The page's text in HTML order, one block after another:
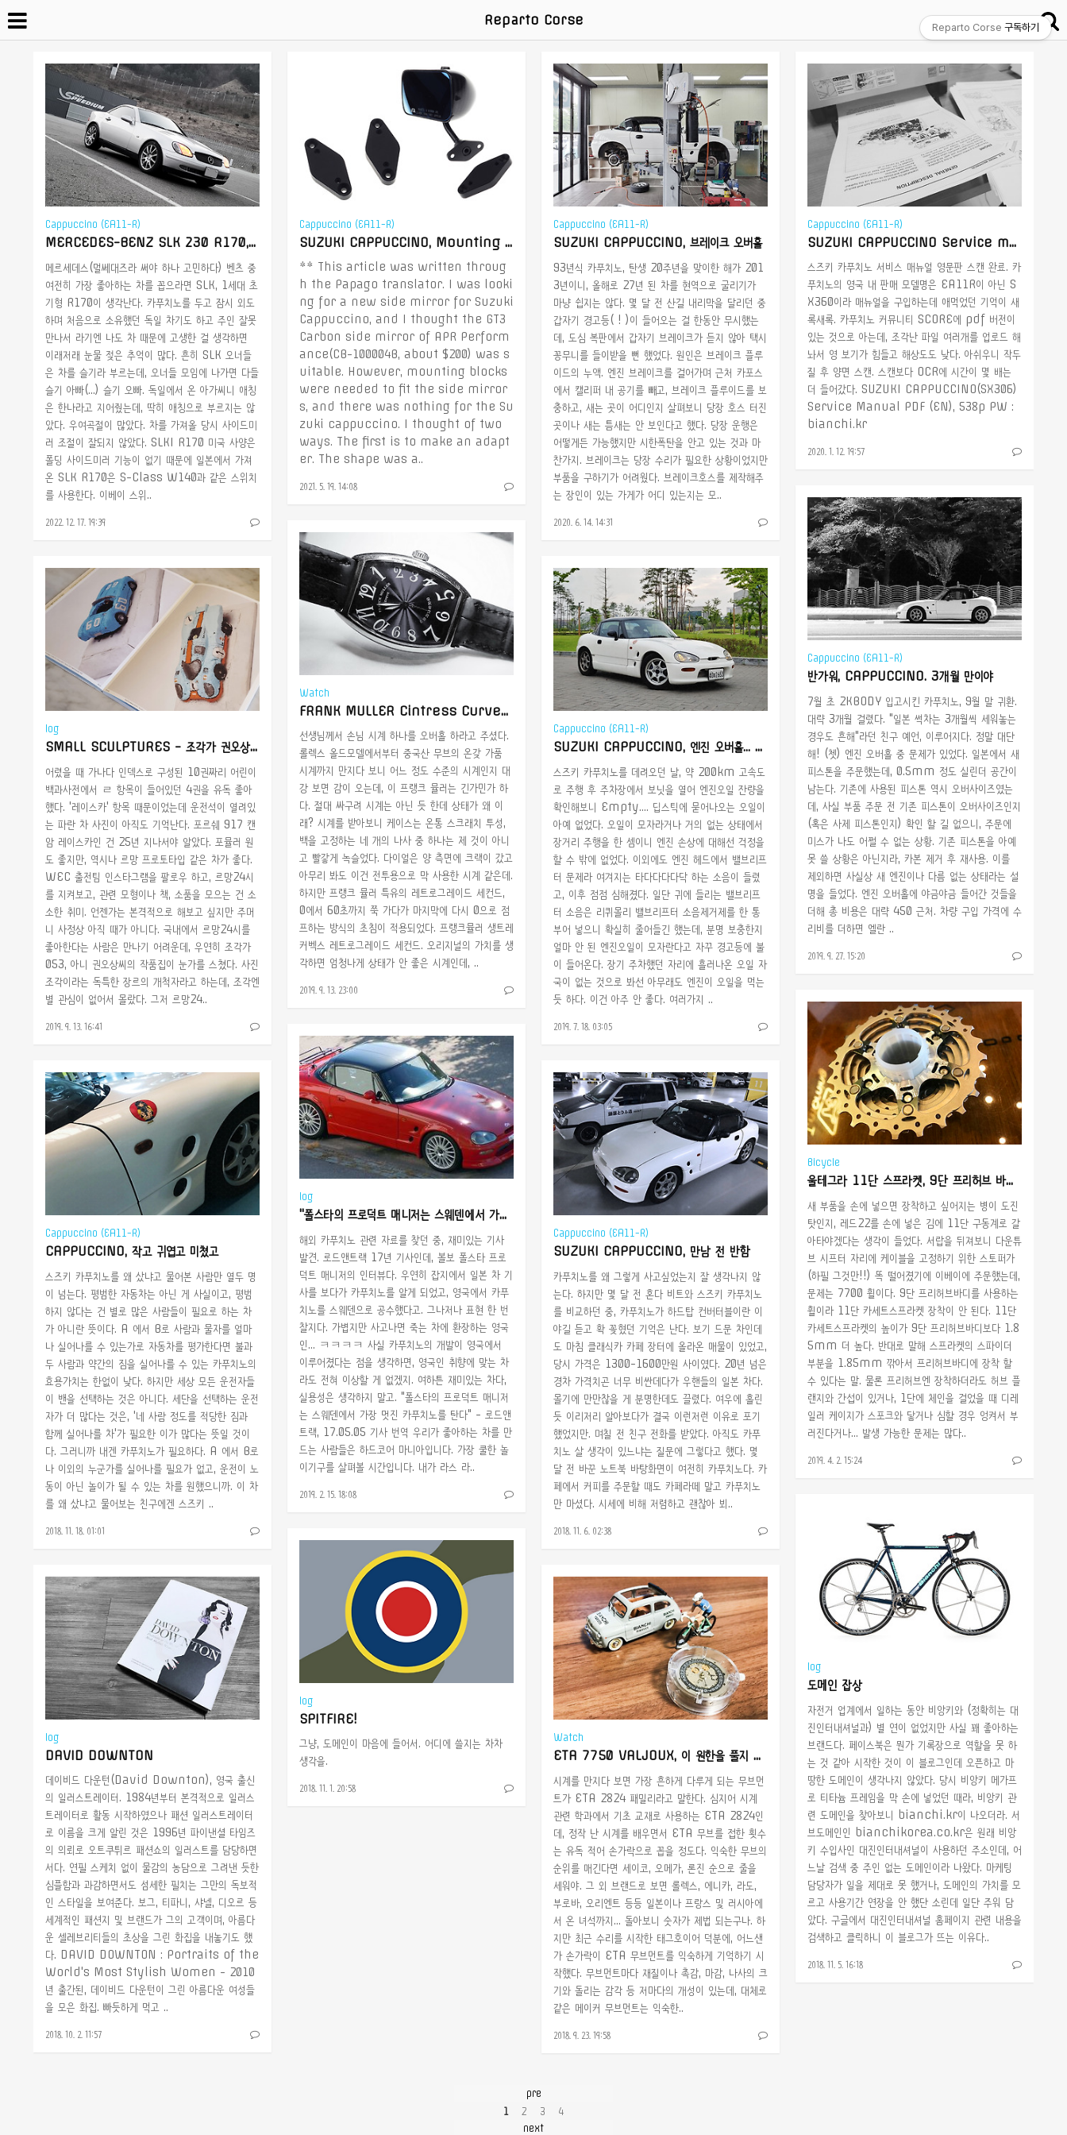
Reparto Corse
Cappuccino (EA11-R)
MERCEDES-BENZ SLK 230 R170, 떠나보낸 미인을 추억하며
메르세데스(멀쎄대즈라 써야 하나 고민하다) 벤츠 중
여전히 가장 좋아하는 차를 꼽으라면 SLK, 1세대 초
기형 R170이 생각난다. 카푸치노를 두고 잠시 외도
하며 처음으로 소유했던 독일 차기도 하고 주인 잘못
만나서 라기엔 나도 차 때문에 고생한 걸 생각하면
이래저래 눈물 젖은 추억이 많다. 흔히 SLK 오너들
은 차를 슬기라 부르는데, 오너들 모임에 나가면 다들
슬기 아빠(...) 슬기 오빠. 독일에서 온 아가씨니 애칭
은 한나라고 지어줬는데, 딱히 애칭으로 부르지는 않
았다. 우여곡절이 많았다. 차를 가져올 당시 사이드미
러 조절이 잘되지 않았다. SLKI R170 미국 사양은
폴딩 사이드미러 기능이 없기 때문에 일본에서 가져
온 SLK R170은 S-Class W140과 같은 스위치
를 사용한다. 이베이 스위..
2022. 12. 17. 19:39
Cappuccino (EA11-R)
SUZUKI CAPPUCCINO, Mounting block for APR GT3 side mirrors
** This article was written throug
h the Papago translator. I was looki
ng for a new side mirror for Suzuki
Cappuccino, and I thought the GT3
Carbon side mirror of APR Perform
ance(CB-100004B, about $200) was s
uitable. However, mounting blocks
were needed to fit the side mirror
s, and there was nothing for the Su
zuki cappuccino. I thought of two
ways. The first is to make an adapt
er. The shape was a..
2021. 5. 19. 14:08
Cappuccino (EA11-R)
SUZUKI CAPPUCCINO, 브레이크 오버홀
93년식 카푸치노, 탄생 20주년을 맞이한 해가 201
3년이니, 올해로 27년 된 차를 현역으로 굴리기가
마냥 쉽지는 않다. 몇 달 전 산길 내리막을 달리던 중
갑자기 경고등( ! )이 들어오는 걸 한동안 무시했는
데, 도심 복판에서 갑자기 브레이크가 듣지 않아 택시
꽁무니를 들이받을 뻔 했었다. 원인은 브레이크 플루
이드의 누액. 엔진 브레이크를 걸어가며 근처 카포스
에서 캘리퍼 내 공기를 빼고, 브레이크 플루이드를 보
충하고, 새는 곳이 어디인지 살펴보니 당장 호스 터진
곳이나 새는 틈새는 안 보인다고 했다. 당장 운행은
어떻게든 가능했지만 시한폭탄을 안고 있는 것과 마
찬가지. 브레이크는 당장 수리가 필요한 상황이었지만
부품을 구하기가 어려웠다. 브레이크호스를 제작해주
는 장인이 있는 가게가 어디 있는지는 모..
2020. 6. 14. 14:31
Cappuccino (EA11-R)
SUZUKI CAPPUCCINO Service manual (UK, EN, pdf)
스즈키 카푸치노 서비스 매뉴얼 영문판 스캔 완료. 카
푸치노의 영국 내 판매 모델명은 EA11R이 아닌 S
X360이라 매뉴얼을 구입하는데 애먹었던 기억이 새
록새록. 카푸치노 커뮤니티 SCORE에 pdf 버전이
있는 것으로 아는데, 조각난 파일 여러개를 업로드 해
놔서 영 보기가 힘들고 해상도도 낮다. 아쉬우니 작두
질 후 양면 스캔. 스캔보다 OCR에 시간이 몇 배는
더 들어갔다. SUZUKI CAPPUCCINO(SX306)
Service Manual PDF (EN), 538p PW :
bianchi.kr
2020. 1. 12. 19:57
Cappuccino (EA11-R)
반가워, CAPPUCCINO. 3개월 만이야
7월 초 2KBODY 입고시킨 카푸치노, 9월 말 귀환.
대략 3개월 걸렸다. "일본 썩차는 3개월씩 세워놓는
경우도 흔해"라던 친구 예언, 이루어지다. 정말 대단
해! (쳇) 엔진 오버홀 중 문제가 있었다. 일본에서 새
피스톤을 주문했는데, 0.5mm 정도 실린더 공간이
남는다. 기존에 사용된 피스톤 역시 오버사이즈였는
데, 사실 부품 주문 전 기존 피스톤이 오버사이즈인지
(혹은 사제 피스톤인지) 확인 할 길 없으니, 주문에
미스가 나도 어쩔 수 없는 상황. 기존 피스톤을 아예
못 쓸 상황은 아닌지라, 카본 제거 후 재사용. 이를
제외하면 사실상 새 엔진이나 다름 없는 상태라는 설
명을 들었다. 엔진 오버홀에 야금야금 들어간 것들을
더해 총 비용은 대략 450 근처. 차량 구입 가격에 수
리비를 더하면 엘란 ..
2019. 9. 27. 15:20
Watch
FRANK MULLER Cintress Curvex Retrograde secondes
선생님께서 손님 시계 하나를 오버홀 하라고 주셨다.
롤렉스 올드모델에서부터 중국산 무브의 온갖 가품
시계까지 만지다 보니 어느 정도 수준의 시계인지 대
강 보면 감이 오는데, 이 프랭크 뮬러는 긴가민가 하
다. 절대 싸구려 시계는 아닌 듯 한데 상태가 왜 이
래? 시계를 받아보니 케이스는 온통 스크래치 투성,
백을 고정하는 네 개의 나사 중 하나는 제 것이 아니
고 빨갛게 녹슬었다. 다이얼은 양 측면에 크랙이 갔고
아무리 봐도 이건 전투용으로 막 사용한 시계 같은데.
하지만 프랭크 뮬러 특유의 레트로그레이드 세컨드,
0에서 60초까지 쭉 가다가 마지막에 다시 0으로 점
프하는 방식의 초침이 적용되었다. 프랭크뮬러 생트레
커벡스 레트로그레이드 세컨드. 오리지널의 가치를 생
각하면 엄청나게 상태가 안 좋은 시계인데, ..
2019. 9. 13. 23:00
log
SMALL SCULPTURES - 조각가 권오상의 르망24시 환타지
어렸을 때 가나다 인덱스로 구성된 10권짜리 어린이
백과사전에서 ㄹ 항목이 들어있던 4권을 유독 좋아
했다. '레이스카' 항목 때문이었는데 운전석이 열려있
는 파란 차 사진이 아직도 기억난다. 포르쉐 917 캔
암 레이스카인 건 25년 지나서야 알았다. 포뮬러 원
도 좋지만, 역시나 르망 프로토타입 같은 차가 좋다.
WEC 출전팀 인스타그램을 팔로우 하고, 르망24시
를 지켜보고, 관련 모형이나 책, 소품을 모으는 건 소
소한 취미. 언젠가는 본격적으로 해보고 싶지만 주머
니 사정상 아직 때가 아니다. 국내에서 르망24시를
좋아한다는 사람은 만나기 어려운데, 우연히 조각가
053, 아니 권오상씨의 작품집이 눈가를 스쳤다. 사진
조각이라는 독특한 장르의 개척자라고 하는데, 조각엔
별 관심이 없어서 몰랐다. 그저 르망24..
2019. 9. 13. 16:41
Cappuccino (EA11-R)
SUZUKI CAPPUCCINO, 엔진 오버홀... 부품 수배
스즈키 카푸치노를 데려오던 날, 약 200km 고속도
로 주행 후 주차장에서 보닛을 열어 엔진오일 잔량을
확인해보니 Empty.... 딥스틱에 묻어나오는 오일이
아예 없었다. 오일이 모자라거나 거의 없는 상태에서
장거리 주행을 한 셈이니 엔진 손상에 대해선 걱정을
할 수 밖에 없었다. 이외에도 엔진 헤드에서 밸브리프
터 문제라 여겨지는 타다다다다닥 하는 소음이 들렸
고, 이후 점점 심해졌다. 일단 귀에 들리는 밸브리프
터 소음은 리퀴몰리 밸브리프터 소음제거제를 한 통
부어 넣으니 확실히 줄어들긴 했는데, 분명 보충한지
얼마 안 된 엔진오일이 모자란다고 자꾸 경고등에 불
이 들어온다. 장기 주차했던 자리에 흘러나온 오일 자
국이 없는 것으로 봐선 아무래도 엔진이 오일을 먹는
듯 하다. 이건 아주 안 좋다. 여러가지 ..
2019. 7. 18. 03:05
Bicycle
울테그라 11단 스프라켓, 9단 프리허브 바디 용 컨버전
새 부품을 손에 넣으면 장착하고 싶어지는 병이 도진
탓인지, 레드22를 손에 넣은 김에 11단 구동계로 갈
아타야겠다는 생각이 들었다. 서랍을 뒤져보니 다운튜
브 시프터 자리에 케이블을 고정하기 위한 스토퍼가
(하필 그것만!!) 똑 떨어졌기에 이베이에 주문했는데,
문제는 7700 휠이다. 9단 프리허브바디를 사용하는
휠이라 11단 카세트스프라켓 장착이 안 된다. 11단
카세트스프라켓의 높이가 9단 프리허브바디보다 1.8
5mm 더 높다. 반대로 말해 스프라켓의 스파이더
부분을 1.85mm 깎아서 프리허브바디에 장착 할
수 있다는 말. 물론 프리허브엔 장착하더라도 허브 플
랜지와 간섭이 있거나, 1단에 체인을 걸었을 때 디레
일러 케이지가 스포크와 닿거나 심할 경우 엉켜서 부
러진다거나... 발생 가능한 문제는 많다..
2019. 4. 2. 15:24
log
"폴스타의 프로덕트 매니저는 스웨덴에서 가장 멋진 카푸치노를 탄다"
해외 카푸치노 관련 자료를 찾던 중, 재미있는 기사
발견. 로드앤트랙 17년 기사인데, 볼보 폴스타 프로
덕트 매니저의 인터뷰다. 우연히 잡지에서 일본 차 기
사를 보다가 카푸치노를 알게 되었고, 영국에서 카푸
치노를 스웨덴으로 공수했다고. 그나저나 표현 한 번
찰지다. 가볍지만 사고나면 죽는 차에 환장하는 영국
인... ㅋㅋㅋㅋ 사실 카푸치노의 개발이 영국에서
이루어졌다는 점을 생각하면, 영국인 취향에 맞는 차
라도 전혀 이상할 게 없겠지. 여하튼 재미있는 차다,
실용성은 생각하지 말고. "폴스타의 프로덕트 매니저
는 스웨덴에서 가장 멋진 카푸치노를 탄다" - 로드앤
트랙, 17.05.05 기사 번역 우리가 좋아하는 차를 만
드는 사람들은 하드코어 마니아입니다. 가장 쿨한 놀
이기구를 살펴볼 시간입니다. 내가 라스 라..
2019. 2. 15. 18:08
Cappuccino (EA11-R)
CAPPUCCINO, 작고 귀엽고 미쳤고
스즈키 카푸치노를 왜 샀냐고 물어본 사람만 열두 명
이 넘는다. 평범한 자동차는 아닌 게 사실이고, 평범
하지 않다는 건 별로 많은 사람들이 필요로 하는 차
가 아니란 뜻이다. A 에서 B로 사람과 물자를 얼마
나 실어나를 수 있는가로 자동차를 평가한다면 불과
두 사람과 약간의 짐을 실어나를 수 있는 카푸치노의
효용가치는 한없이 낮다. 하지만 세상 모든 운전자들
이 밴을 선택하는 것은 아니다. 세단을 선택하는 운전
자가 더 많다는 것은, '네 사람 정도를 적당한 짐과
함께 실어나를 차'가 필요한 이가 많다는 뜻일 것이
다. 그러니까 내겐 카푸치노가 필요하다. A 에서 B로
나 이외의 누군가를 실어나를 필요가 없고, 운전이 노
동이 아닌 놀이가 될 수 있는 차를 원했으니까. 이 차
를 왜 샀냐고 물어보는 친구에겐 스즈키 ..
2018. 11. 18. 01:01
Cappuccino (EA11-R)
SUZUKI CAPPUCCINO, 만남 전 반함
카푸치노를 왜 그렇게 사고싶었는지 잘 생각나지 않
는다. 하지만 몇 달 전 혼다 비트와 스즈키 카푸치노
를 비교하던 중, 카푸치노가 하드탑 컨버터블이란 이
야길 듣고 확 꽂혔던 기억은 난다. 보기 드문 차인데
도 마침 클래식카 카페 장터에 올라온 매물이 있었고,
당시 가격은 1300-1600만원 사이였다. 20년 넘은
경차 가격치곤 너무 비싼데다가 우핸들의 일본 차다.
몰기에 만만찮을 게 분명한데도 끌렸다. 여우에 홀린
듯 이리저리 알아보다가 결국 이런저런 이유로 포기
했었지만. 며칠 전 친구 전화를 받았다. 아직도 카푸
치노 살 생각이 있느냐는 질문에 그렇다고 했다. 몇
달 전 바꾼 노트북 바탕화면이 여전히 카푸치노다. 카
페에서 커피를 주문할 때도 카페라떼 말고 카푸치노
만 마셨다. 시세에 비해 저렴하고 괜찮아 뵈..
2018. 11. 6. 02:38
log
도메인 잡상
자전거 업계에서 일하는 동안 비앙키와 (정확히는 대
진인터내셔널과) 별 연이 없었지만 사실 꽤 좋아하는
브랜드다. 페이스북은 뭔가 기록장으로 역할을 못 하
는 것 같아 시작한 것이 이 블로그인데 오픈하고 마
땅한 도메인이 생각나지 않았다. 당시 비앙키 메가프
로 티타늄 프레임을 막 손에 넣었던 때라, 비앙키 관
련 도메인을 찾아보니 bianchi.kr이 나오더라. 서
브도메인인 bianchikorea.co.kr은 원래 비앙
키 수입사인 대진인터내셔널이 사용하던 주소인데, 어
느날 검색 중 주인 없는 도메인이라 나왔다. 마케팅
담당자가 일을 제대로 못 했거나, 도메인의 가치를 모
르고 사용기간 연장을 안 했단 소린데 일단 주워 담
았다. 구글에서 대진인터내셔널 홈페이지 관련 내용을
검색하고 클릭하니 이 블로그가 뜨는 이유다..
2018. 11. 5. 16:18
log
SPITFIRE!
그냥, 도메인이 마음에 들어서. 어디에 쓸지는 차차
생각을.
2018. 11. 1. 20:58
log
DAVID DOWNTON
데이비드 다운턴(David Downton), 영국 출신
의 일러스트레이터. 1984년부터 본격적으로 일러스
트레이터로 활동 시작하였으나 패션 일러스트레이터
로 이름을 크게 알린 것은 1996년 파이낸셜 타임즈
의 의뢰로 오트쿠튀르 패션쇼의 일러스트를 담당하면
서다. 연필 스케치 없이 물감의 농담으로 그려낸 듯한
심플함과 과감하면서도 섬세한 필치는 그만의 독보적
인 스타일을 보여준다. 보그, 티파니, 샤넬, 디오르 등
세계적인 패션지 및 브랜드가 그의 고객이며, 아름다
운 셀레브리티들의 초상을 그린 화집을 내놓기도 했
다. DAVID DOWNTON : Portraits of the
World's Most Stylish Women - 2010
년 출간된, 데이비드 다운턴이 그린 아름다운 여성들
을 모은 화집. 빠듯하게 먹고 ..
2018. 10. 2. 11:57
Watch
ETA 7750 VALJOUX, 이 원한을 풀지 않고 배길쏘냐
시계를 만지다 보면 가장 흔하게 다루게 되는 무브먼
트가 ETA 2824 패밀리라고 말한다. 심지어 시계
관련 학과에서 기초 교재로 사용하는 ETA 2824인
데, 정작 난 시계를 배우면서 ETA 무브를 접한 횟수
는 유독 적어 손가락으로 꼽을 정도다. 익숙한 무브의
순위를 매긴다면 세이코, 오메가, 론진 순으로 줄을
세워야. 그 외 브랜드로 보면 롤렉스, 에니카, 라도,
부로바, 오리엔트 등등 일본이나 프랑스 및 러시아에
서 온 녀석까지... 돌아보니 숫자가 제법 되는구나. 하
지만 최근 수리를 시작한 태그호이어 덕분에, 어느샌
가 손가락이 ETA 무브먼트를 익숙하게 기억하기 시
작했다. 무브먼트마다 재질이나 촉감, 마감, 나사의 크
기와 돌리는 감각 등 저마다의 개성이 있는데, 대체로
같은 메이커 무브먼트는 익숙한..
2018. 9. 23. 19:58
pre
1
2 3
4
next
Reparto Corse 구독하기